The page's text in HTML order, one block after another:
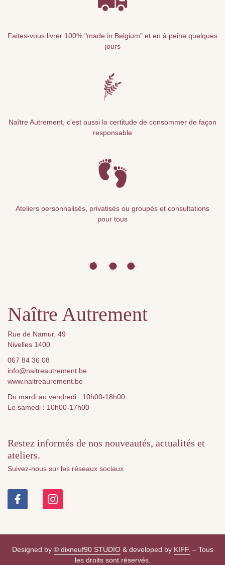
Faites-vous livrer 100% "made in Belgium" et en à peine quelques
jours
Naître Autrement, c'est aussi la certitude de consommer de façon
responsable
Ateliers personnalisés, privatisés ou groupés et consultations
pour tous
Naître Autrement
Rue de Namur, 49
Nivelles 1400
067 84 36 08
info@naitreautrement.be
www.naitreaurement.be
Du mardi au vendredi : 10h00-18h00
Le samedi : 10h00-17h00
Restez informés de nos nouveautés, actualités et
ateliers.
Suivez-nous sur les réseaux sociaux
Designed by © dixneuf90 STUDIO& developed by KIFF. – Tous
les droits sont réservés.